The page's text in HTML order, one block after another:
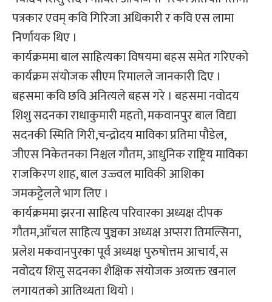
पत्रकार एवम् कवि गिरिजा अधिकारी र कवि एस लामा
निर्णायक थिए ।
कार्यक्रममा बाल साहित्यका विषयमा बहस समेत गरिएको
कार्यक्रम संयोजक सीएम रिमालले जानकारी दिए ।
बहसमा कवि छवि अनित्यले बहस गरे । बहसमा नवोदय
शिशु सदनका राधाकुमारी महतो, मकवानपुर बाल विद्या
सदनकी स्मिति गिरी,चन्द्रोदय माविका प्रतिमा पौडेल,
जीएस निकेतनका निश्चल गौतम, आधुनिक राष्ट्रिय माविका
राजकिरण शाह, बाल उज्ज्वल माविकी आशिका
जमकट्टेलले भाग लिए ।
कार्यक्रममा झरना साहित्य परिवारका अध्यक्ष दीपक
गौतम,आँचल साहित्य पुञ्चका अध्यक्ष अप्सरा तिमल्सिना,
प्रलेश मकवानपुरका पूर्व अध्यक्ष पुरुषोत्तम आचार्य, स
नवोदय शिसु सदनका शैक्षिक संयोजक अव्यक्त खनाल
लगायतको आतिथ्यता थियो ।